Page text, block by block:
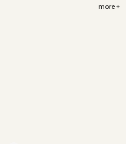
more +